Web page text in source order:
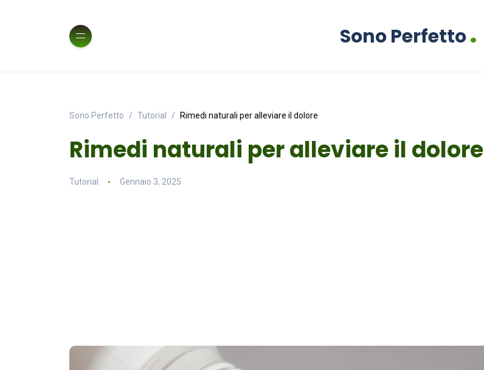
Sono Perfetto.
Sono Perfetto Tutorial Rimedi naturali per alleviare il dolore
Rimedi naturali per alleviare il dolore
Tutorial Gennaio 3, 2025